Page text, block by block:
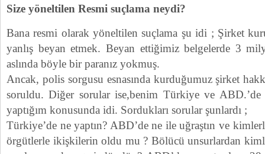
Size yöneltilen Resmi suçlama neydi?
Bana resmi olarak yöneltilen suçlama şu idi ; Şirket
yanlış beyan etmek. Beyan ettiğimiz belgelerde 3
aslında böyle bir paranız yokmuş.
Ancak, polis sorgusu esnasında kurduğumuz şirket
soruldu. Diğer sorular ise,benim Türkiye ve ABD.’de
yaptığım konusunda idi. Sordukları sorular şunlardı ;
Türkiye’de ne yaptın? ABD’de ne ile uğraştın ve
örgütlerle ikişkilerin oldu mu ? Bölücü unsurlardan